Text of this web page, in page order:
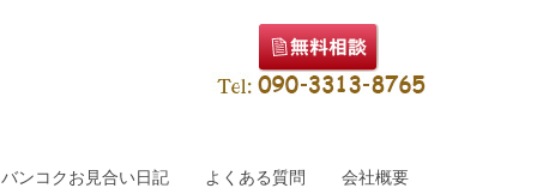
バンコクお見合い日記 よくある質問 会社概要